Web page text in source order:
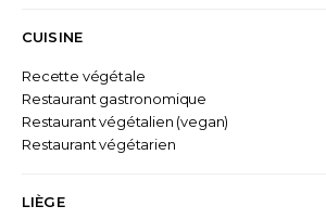
CUISINE
Recette végétale
Restaurant gastronomique
Restaurant végétalien (vegan)
Restaurant végétarien
LIÈGE